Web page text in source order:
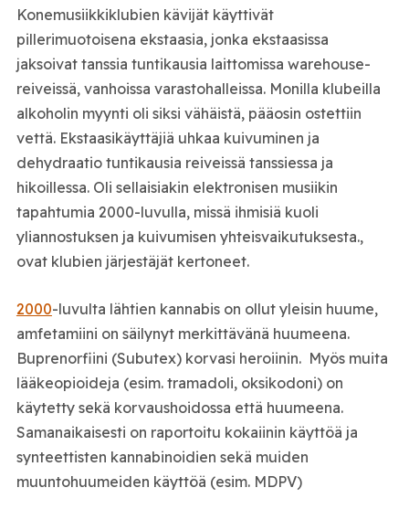
Konemusiikkiklubien kävijät käyttivät
pillerimuotoisena ekstaasia, jonka ekstaasissa
jaksoivat tanssia tuntikausia laittomissa warehouse-
reiveissä, vanhoissa varastohalleissa. Monilla klubeilla
alkoholin myynti oli siksi vähäistä, pääosin ostettiin
vettä. Ekstaasikäyttäjiä uhkaa kuivuminen ja
dehydraatio tuntikausia reiveissä tanssiessa ja
hikoillessa. Oli sellaisiakin elektronisen musiikin
tapahtumia 2000-luvulla, missä ihmisiä kuoli
yliannostuksen ja kuivumisen yhteisvaikutuksesta.,
ovat klubien järjestäjät kertoneet.
2000-luvulta lähtien kannabis on ollut yleisin huume,
amfetamiini on säilynyt merkittävänä huumeena.
Buprenorfiini (Subutex) korvasi heroiinin. Myös muita
lääkeopioideja (esim. tramadoli, oksikodoni) on
käytetty sekä korvaushoidossa että huumeena.
Samanaikaisesti on raportoitu kokaiinin käyttöä ja
synteettisten kannabinoidien sekä muiden
muuntohuumeiden käyttöä (esim. MDPV)